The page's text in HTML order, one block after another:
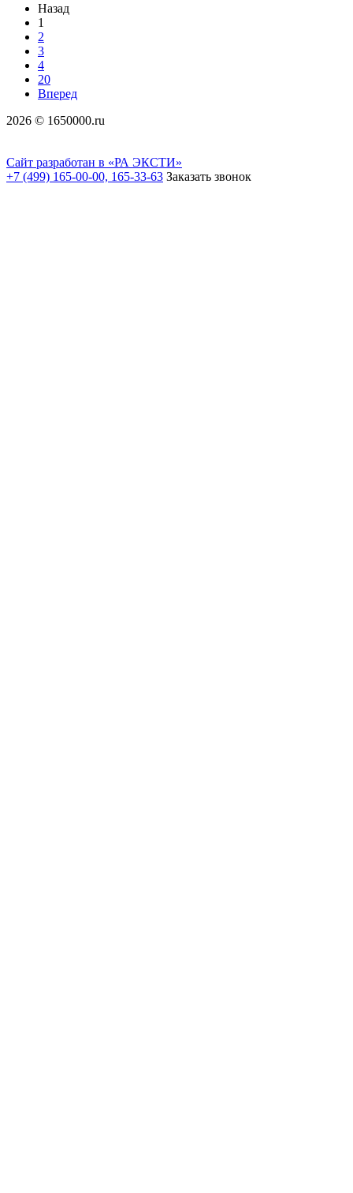
Назад
1
2
3
4
20
Вперед
2026 © 1650000.ru
Сайт разработан в «РА ЭКСТИ»
+7 (499) 165-00-00, 165-33-63 Заказать звонок